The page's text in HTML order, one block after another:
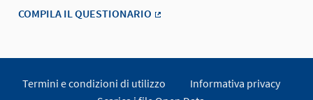
COMPILA IL QUESTIONARIO
Termini e condizioni di utilizzo
Informativa privacy